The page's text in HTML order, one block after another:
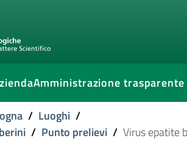
Amministrazione trasparente
/ Luoghi /
/ Punto prelievi / Virus epatite